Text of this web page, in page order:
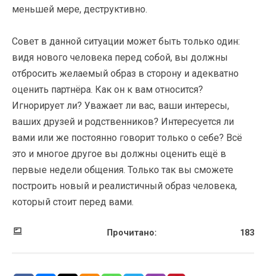
меньшей мере, деструктивно.
Совет в данной ситуации может быть только один:
видя нового человека перед собой, вы должны
отбросить желаемый образ в сторону и адекватно
оценить партнёра. Как он к вам относится?
Игнорирует ли? Уважает ли вас, ваши интересы,
ваших друзей и родственников? Интересуется ли
вами или же постоянно говорит только о себе? Всё
это и многое другое вы должны оценить ещё в
первые недели общения. Только так вы сможете
построить новый и реалистичный образ человека,
который стоит перед вами.
Прочитано: 183